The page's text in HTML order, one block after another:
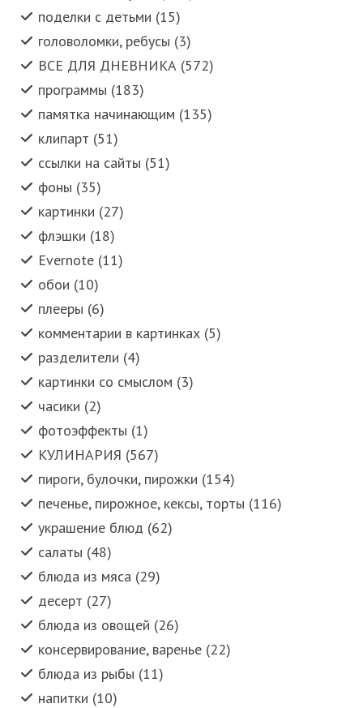
поделки с детьми (15)
головоломки, ребусы (3)
ВСЕ ДЛЯ ДНЕВНИКА (572)
программы (183)
памятка начинающим (135)
клипарт (51)
ссылки на сайты (51)
фоны (35)
картинки (27)
флэшки (18)
Evernote (11)
обои (10)
плееры (6)
комментарии в картинках (5)
разделители (4)
картинки со смыслом (3)
часики (2)
фотоэффекты (1)
КУЛИНАРИЯ (567)
пироги, булочки, пирожки (154)
печенье, пирожное, кексы, торты (116)
украшение блюд (62)
салаты (48)
блюда из мяса (29)
десерт (27)
блюда из овощей (26)
консервирование, варенье (22)
блюда из рыбы (11)
напитки (10)